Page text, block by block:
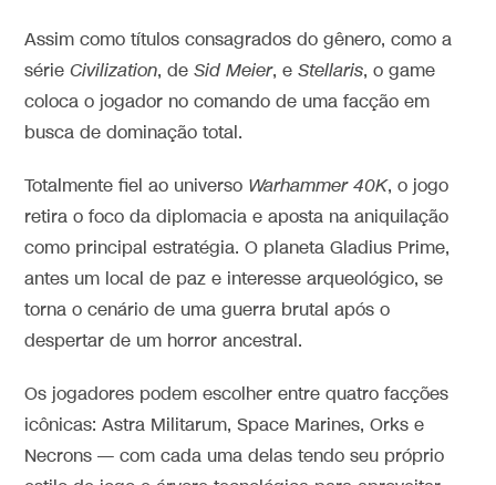
Assim como títulos consagrados do gênero, como a
sérieCivilization, deSid Meier, eStellaris, o game
coloca o jogador no comando de uma facção em
busca de dominação total.
Totalmente fiel ao universo Warhammer 40K, o jogo
retira o foco da diplomacia e aposta na aniquilação
como principal estratégia. O planeta Gladius Prime,
antes um local de paz e interesse arqueológico, se
torna o cenário de uma guerra brutal após o
despertar de um horror ancestral.
Os jogadores podem escolher entre quatro facções
icônicas: Astra Militarum, Space Marines, Orks e
Necrons — com cada uma delas tendo seu próprio